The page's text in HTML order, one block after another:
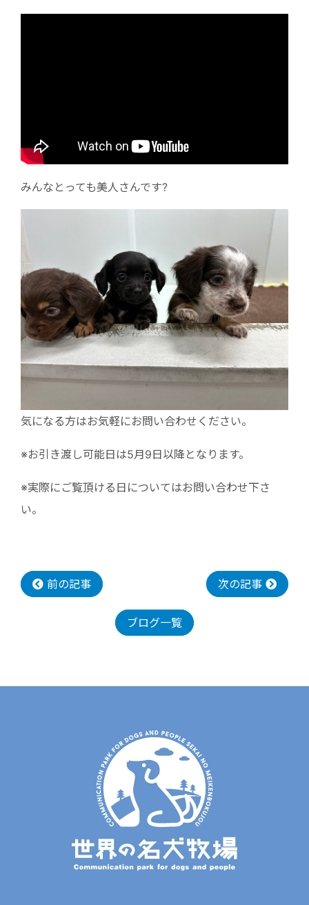
みんなとっても美人さんです?
気になる方はお気軽にお問い合わせください。
※お引き渡し可能日は5月9日以降となります。
※実際にご覧頂ける日についてはお問い合わせ下さ
い。
前の記事 次の記事
ブログ一覧